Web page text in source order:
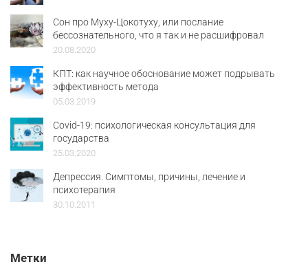
Сон про Муху-Цокотуху, или послание
бессознательного, что я так и не расшифровал
20.08.2020
КПТ: как научное обоснование может подрывать
эффективность метода
05.03.2019
Covid-19: психологическая консультация для
государства
25.03.2020
Депрессия. Симптомы, причины, лечение и
психотерапия
30.10.2011
Метки